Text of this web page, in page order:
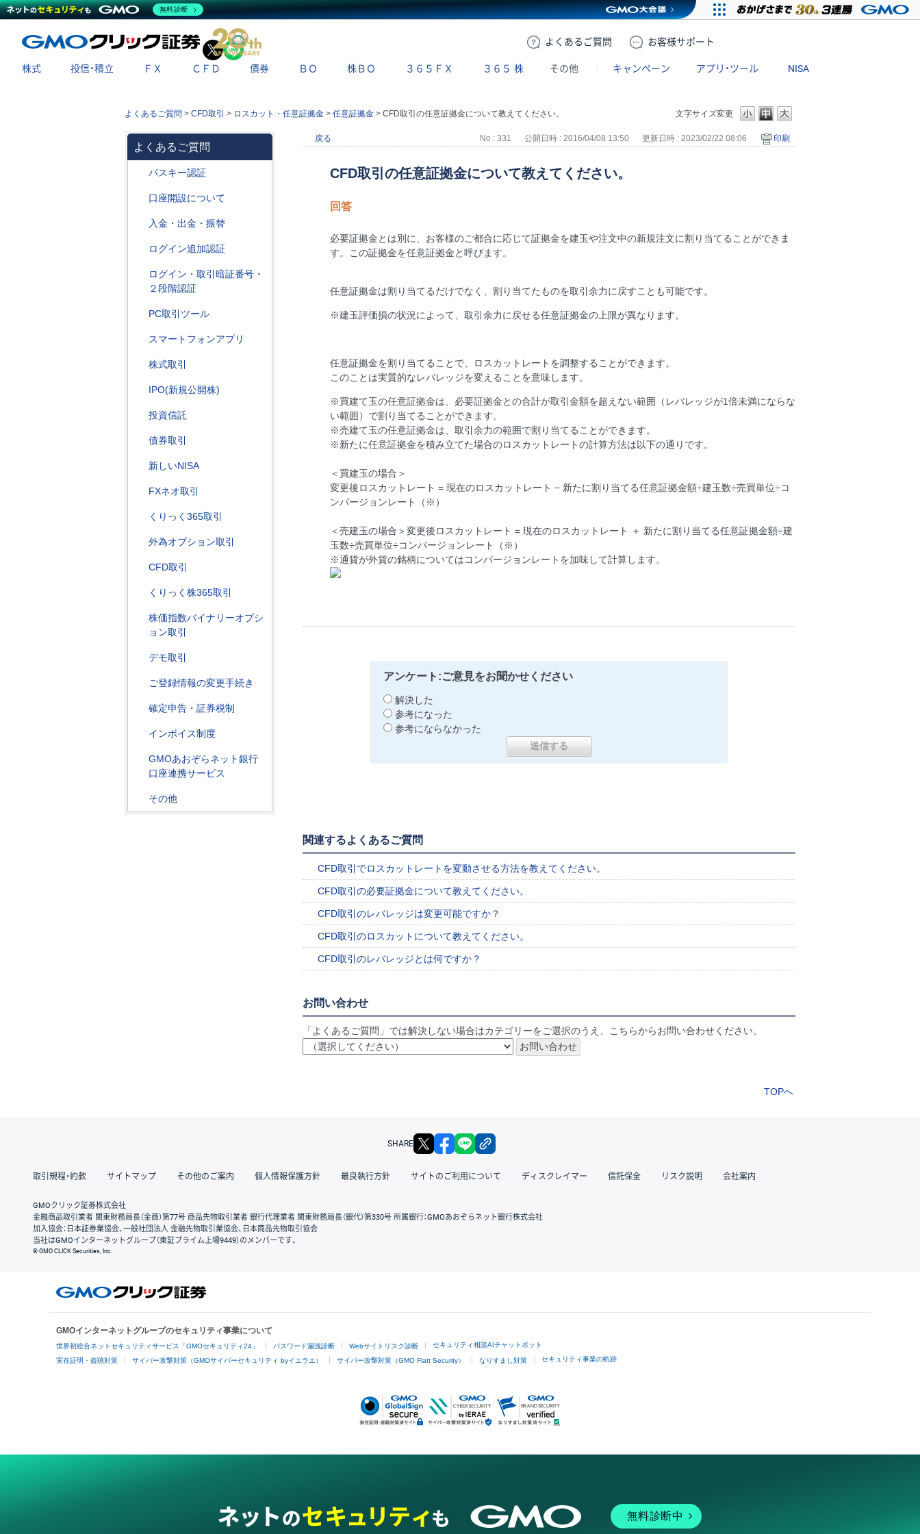
よくある ご質問 お客様サポート
X
株式 投信・積立 ＦＸ ＣＦＤ 債券 ＢＯ 株ＢＯ ３６５ＦＸ ３６５ 株 その他 キャンペーン アプリ・ツール NISA
文字サイズ変更
よくあるご質問 > CFD取引 > ロスカット・任意証拠金 > 任意証拠金 > CFD取引の任意証拠金について教えてください。
よくあるご質問
パスキー認証
口座開設について
入金・出金・振替
ログイン追加認証
ログイン・取引暗証番号・
２段階認証
PC取引ツール
スマートフォンアプリ
株式取引
IPO(新規公開株)
投資信託
債券取引
新しいNISA
FXネオ取引
くりっく365取引
外為オプション取引
CFD取引
くりっく株365取引
株価指数バイナリーオプシ
ョン取引
デモ取引
ご登録情報の変更手続き
確定申告・証券税制
インボイス制度
GMOあおぞらネット銀行
口座連携サービス
その他
戻る No : 331 公開日時 : 2016/04/08 13:50 更新日時 : 2023/02/22 08:06 印刷
CFD取引の任意証拠金について教えてください。
回答
必要証拠金とは別に、お客様のご都合に応じて証拠金を建玉や注文中の新規注文に割り当てることができま
す。この証拠金を任意証拠金と呼びます。
任意証拠金は割り当てるだけでなく、割り当てたものを取引余力に戻すことも可能です。
※建玉評価損の状況によって、取引余力に戻せる任意証拠金の上限が異なります。
任意証拠金を割り当てることで、ロスカットレートを調整することができます。
このことは実質的なレバレッジを変えることを意味します。
※買建て玉の任意証拠金は、必要証拠金との合計が取引金額を超えない範囲（レバレッジが1倍未満にならな
い範囲）で割り当てることができます。
※売建て玉の任意証拠金は、取引余力の範囲で割り当てることができます。
※新たに任意証拠金を積み立てた場合のロスカットレートの計算方法は以下の通りです。
＜買建玉の場合＞
変更後ロスカットレート = 現在のロスカットレート − 新たに割り当てる任意証拠金額÷建玉数÷売買単位÷コ
ンバージョンレート（※）
＜売建玉の場合＞変更後ロスカットレート = 現在のロスカットレート ＋ 新たに割り当てる任意証拠金額÷建
玉数÷売買単位÷コンバージョンレート（※）
※通貨が外貨の銘柄についてはコンバージョンレートを加味して計算します。
アンケート:ご意見をお聞かせください
解決した
参考になった
参考にならなかった
関連するよくあるご質問
CFD取引でロスカットレートを変動させる方法を教えてください。
CFD取引の必要証拠金について教えてください。
CFD取引のレバレッジは変更可能ですか？
CFD取引のロスカットについて教えてください。
CFD取引のレバレッジとは何ですか？
お問い合わせ
「よくあるご質問」では解決しない場合はカテゴリーをご選択のうえ、こちらからお問い合わせください。
TOPへ
SHARE X facebook
取引規程・約款 サイトマップ その他のご案内 個人情報保護方針 最良執行方針 サイトのご利用について ディスクレイマー 信託保全 リスク説明 会社案内
GMOクリック証券株式会社
金融商品取引業者 関東財務局長（金商）第77号 商品先物取引業者 銀行代理業者 関東財務局長（銀代）第330号 所属銀行：GMOあおぞらネット銀行株式会社
加入協会：日本証券業協会、一般社団法人 金融先物取引業協会、日本商品先物取引協会
当社はGMOインターネットグループ（東証プライム上場9449）のメンバーです。
© GMO CLICK Securities, Inc.
GMOインターネットグループのセキュリティ事業について
世界初総合ネットセキュリティサービス「GMOセキュリティ24」 パスワード漏洩診断 Webサイトリスク診断 セキュリティ相談AIチャットボット
実在証明・盗聴対策 サイバー攻撃対策（GMOサイバーセキュリティ byイエラエ） サイバー攻撃対策（GMO Flatt Security） なりすまし対策 セキュリティ事業の軌跡
無料診断中
無料診断